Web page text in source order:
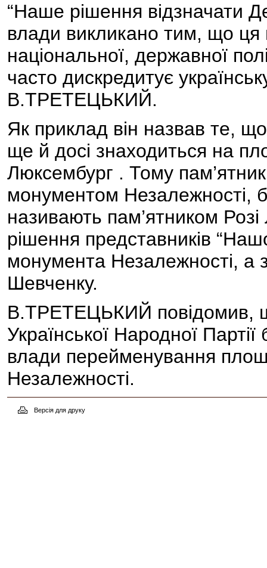
“Наше рішення відзначати
влади викликано тим, що ця
національної, державної
часто дискредитує
В.ТРЕТЕЦЬКИЙ.
Як приклад він назвав те,
ще й досі знаходиться на
Люксембург . Тому пам’ятник
монументом Незалежності,
називають пам’ятником
рішення представників
монумента Незалежності, а
Шевченку.
В.ТРЕТЕЦЬКИЙ повідомив,
Української Народної Партії
влади перейменування
Незалежності.
Версія для друку